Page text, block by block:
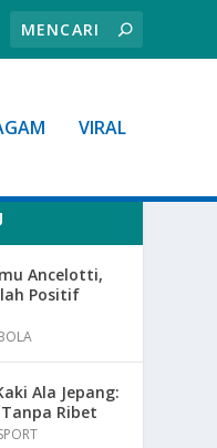
VIRAL
Ancelotti,
Positif
Ala Jepang:
Ribet